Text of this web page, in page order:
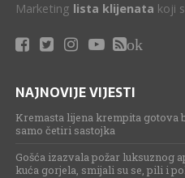
Marketing lista klijenata koji
ok
NAJNOVIJE VIJESTI
Kremasta lijena krempita gotova
samo četiri sastojka
Gošća izazvala požar luksuznog
kuća gorjela, smijali su se, pili i